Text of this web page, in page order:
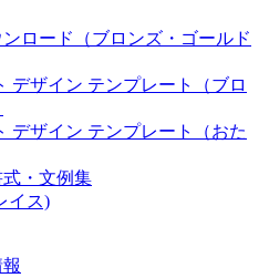
ロード（ブロンズ・ゴールド
デザイン テンプレート（ブロ
デザイン テンプレート（おた
・文例集
イス)